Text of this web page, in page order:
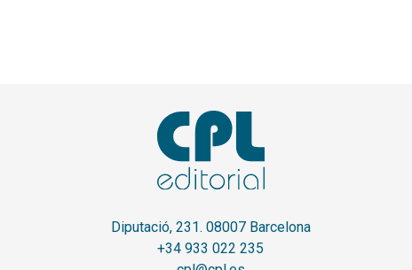
Diputació, 231. 08007 Barcelona
+34 933 022 235